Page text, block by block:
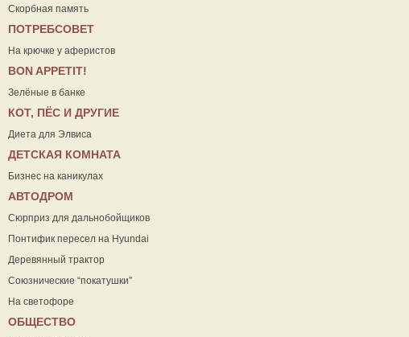
Скорбная память
ПОТРЕБСОВЕТ
На крючке у аферистов
ВON APPETIT!
Зелёные в банке
КОТ, ПЁС И ДРУГИЕ
Диета для Элвиса
ДЕТСКАЯ КОМНАТА
Бизнес на каникулах
АВТОДРОМ
Сюрприз для дальнобойщиков
Понтифик пересел на Hyundai
Деревянный трактор
Союзнические “покатушки”
На светофоре
ОБЩЕСТВО